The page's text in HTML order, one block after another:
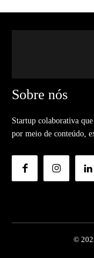
Sobre nós
Startup colaborativa
por meio de conteúdo,
©